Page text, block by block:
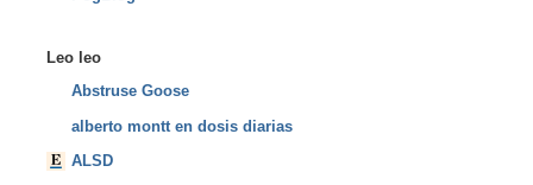
Leo leo
Abstruse Goose
alberto montt en dosis diarias
ALSD